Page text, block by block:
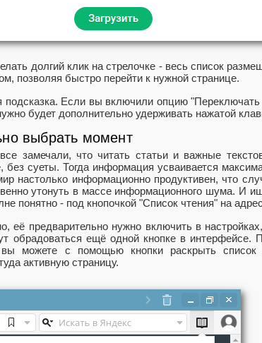
долгий клик на стрелочке - весь список
позволяя быстро перейти к нужной странице.
Если вы включили опцию "Переключать
будет дополнительно удерживать нажатой
выбрать момент
замечали, что читать статьи и важные
без суеты. Тогда информация усваивается
настолько информационно продуктивен, что
утонуть в массе информационного шума. И
понятно - под кнопочкой "Список чтения" на
её предварительно нужно включить в
обрадоваться ещё одной кнопке в интерфейсе.
вы можете с помощью кнопки раскрыть список
активную страницу.